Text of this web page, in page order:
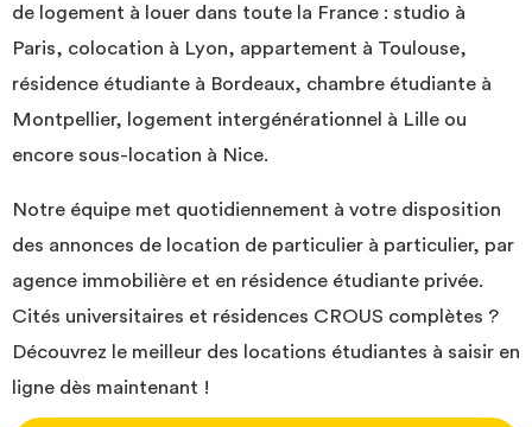
de logement à louer dans toute la France : studio à
Paris, colocation à Lyon, appartement à Toulouse,
résidence étudiante à Bordeaux, chambre étudiante à
Montpellier, logement intergénérationnel à Lille ou
encore sous-location à Nice.
Notre équipe met quotidiennement à votre disposition
des annonces de location de particulier à particulier, par
agence immobilière et en résidence étudiante privée.
Cités universitaires et résidences CROUS complètes ?
Découvrez le meilleur des locations étudiantes à saisir en
ligne dès maintenant !